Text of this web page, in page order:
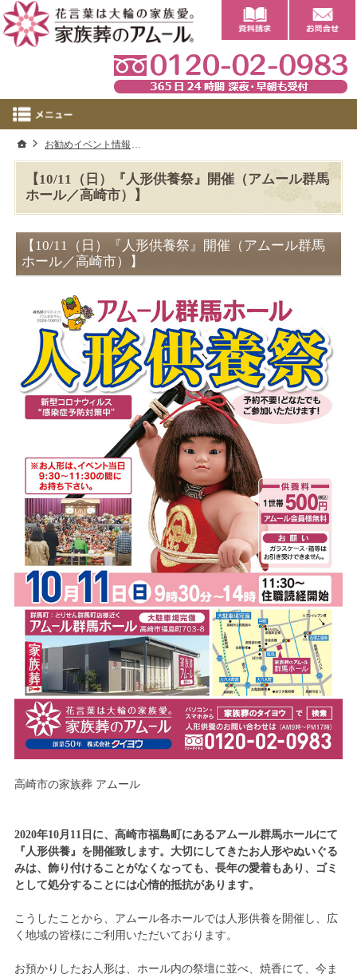
【10/11（日）『人形供養祭』開催（アムール群馬
ホール／高崎市）】
【10/11（日）『人形供養祭』開催（アムール群馬
ホール／高崎市）】
高崎市の家族葬 アムール
2020年10月11日に、高崎市福島町にあるアムール群馬ホールにて
『人形供養』を開催致します。大切にしてきたお人形やぬいぐる
みは、飾り付けることがなくなっても、長年の愛着もあり、ゴミ
として処分することには心情的抵抗があります。
こうしたことから、アムール各ホールでは人形供養を開催し、広
く地域の皆様にご利用いただいております。
お預かりしたお人形は、ホール内の祭壇に並べ、焼香にて、今ま
ホーム
お勧めイベント情報